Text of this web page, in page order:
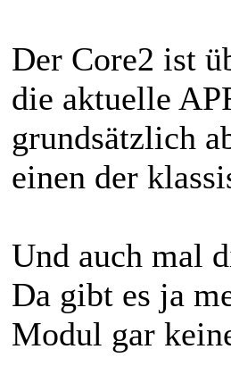
Der Core2 ist
die aktuelle
grundsätzlich
einen der
Und auch mal
Da gibt es ja
Modul gar